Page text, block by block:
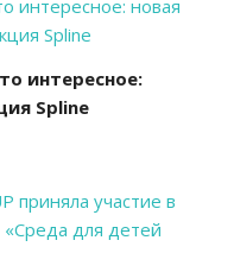
интересное:
Spline